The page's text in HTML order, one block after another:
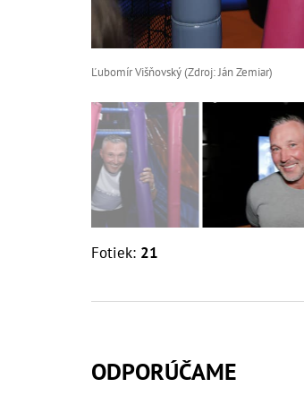
Ľubomír Višňovský (Zdroj: Ján Zemiar)
Fotiek: 21
ODPORÚČAME